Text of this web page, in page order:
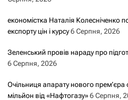
економістка Наталія Колесніченко
експорту цін і курсу6 Серпня, 2026
Зеленський провів нараду про
6 Серпня, 2026
Очільниця апарату нового
мільйон від «Нафтогазу»6 Серпня,